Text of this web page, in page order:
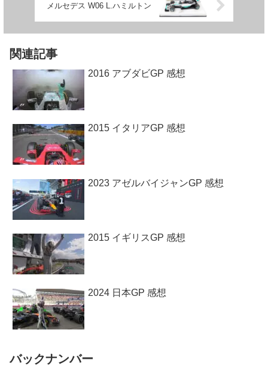
メルセデス W06 L.ハミルトン
関連記事
2016 アブダビGP 感想
2015 イタリアGP 感想
2023 アゼルバイジャンGP 感想
2015 イギリスGP 感想
2024 日本GP 感想
バックナンバー